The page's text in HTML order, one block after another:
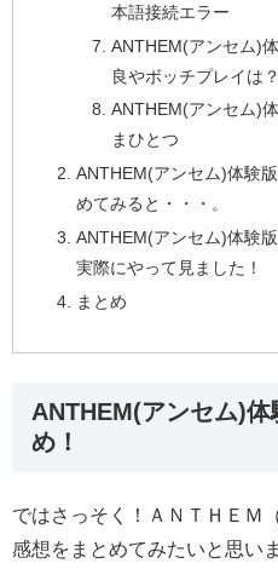
本語接続エラー
ANTHEM(アンセム)
良やボッチプレイは？
ANTHEM(アンセム)
まひとつ
ANTHEM(アンセム)体験
めてみると・・・。
ANTHEM(アンセム)体験
実際にやって見ました！
まとめ
ANTHEM(アンセム)
め！
ではさっそく！ＡＮＴＨＥＭ
感想をまとめてみたいと思いま